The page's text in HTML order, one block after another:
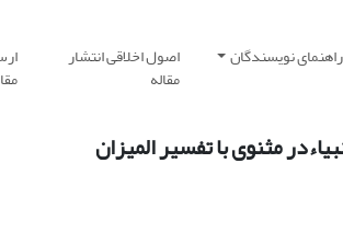
راهنمای نویسندگان اصول اخلاقی انتشار
مقاله
مثنوی با تفسیر المیزان